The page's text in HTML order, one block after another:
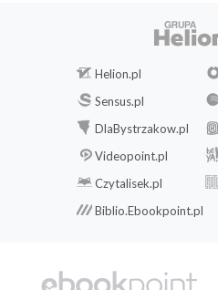
Helion.pl
Sensus.pl
DlaBystrzakow.pl
Videopoint.pl
Czytalisek.pl
Biblio.Ebookpoint.pl